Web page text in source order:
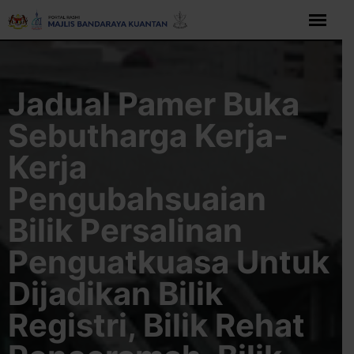
Langkau
Jadual Pamer Buka
Sebutharga Kerja-
Kerja
Pengubahsuaian
Bilik Persalinan
Penguatkuasa Untuk
Dijadikan Bilik
Registri, Bilik Rehat